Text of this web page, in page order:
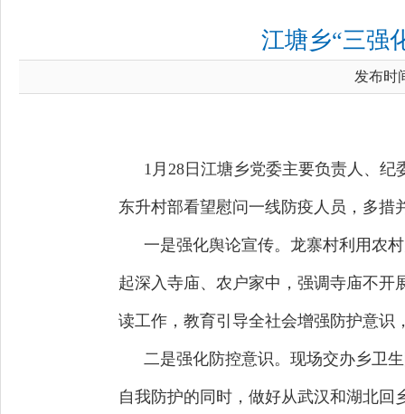
江塘乡“三强
发布时
1月28日江塘乡党委主要负责人、
东升村部看望慰问一线防疫人员，多
一是强化舆论宣传。龙寨村利用农
起深入寺庙、农户家中，强调寺庙不开
读工作，教育引导全社会增强防护意识
二是强化防控意识。现场交办乡卫
自我防护的同时，做好从武汉和湖北